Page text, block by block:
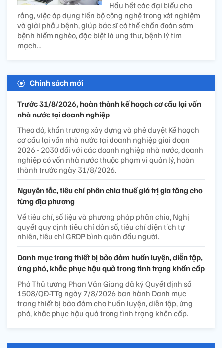
Hầu hết các đại biểu cho
rằng, việc áp dụng tiến bộ công nghệ trong xét nghiệm
và giải phẫu bệnh, giúp bác sĩ có thể chẩn đoán sớm
bệnh hiểm nghèo, đặc biệt là ung thư, bệnh lý tim
mạch…
Chính sách mới
Trước 31/8/2026, hoàn thành kế hoạch cơ cấu lại vốn
nhà nước tại doanh nghiệp
Theo đó, khẩn trương xây dựng và phê duyệt Kế hoạch
cơ cấu lại vốn nhà nước tại doanh nghiệp giai đoạn
2026 - 2030 đối với các doanh nghiệp nhà nước, doanh
nghiệp có vốn nhà nước thuộc phạm vi quản lý, hoàn
thành trước ngày 31/8/2026.
Nguyên tắc, tiêu chí phân chia thuế giá trị gia tăng cho
từng địa phương
Về tiêu chí, số liệu và phương pháp phân chia, Nghị
quyết quy định tiêu chí dân số, tiêu chí diện tích tự
nhiên, tiêu chí GRDP bình quân đầu người.
Danh mục trang thiết bị bảo đảm huấn luyện, diễn tập,
ứng phó, khắc phục hậu quả trong tình trạng khẩn cấp
Phó Thủ tướng Phan Văn Giang đã ký Quyết định số
1508/QĐ-TTg ngày 7/8/2026 ban hành Danh mục
trang thiết bị bảo đảm cho huấn luyện, diễn tập, ứng
phó, khắc phục hậu quả trong tình trạng khẩn cấp.